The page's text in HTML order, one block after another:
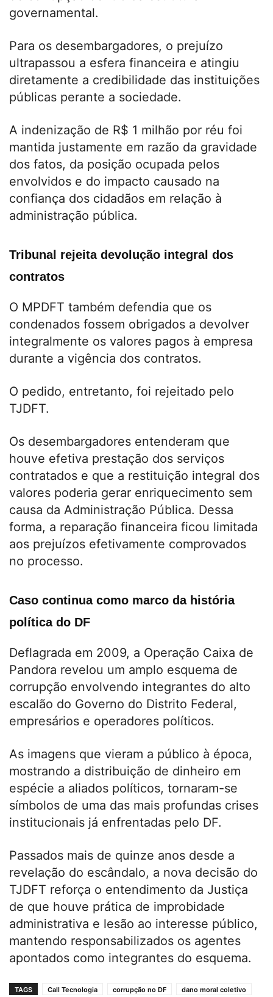
governamental.
Para os desembargadores, o prejuízo
ultrapassou a esfera financeira e atingiu
diretamente a credibilidade das instituições
públicas perante a sociedade.
A indenização de R$ 1 milhão por réu foi
mantida justamente em razão da gravidade
dos fatos, da posição ocupada pelos
envolvidos e do impacto causado na
confiança dos cidadãos em relação à
administração pública.
Tribunal rejeita devolução integral dos
contratos
O MPDFT também defendia que os
condenados fossem obrigados a devolver
integralmente os valores pagos à empresa
durante a vigência dos contratos.
O pedido, entretanto, foi rejeitado pelo
TJDFT.
Os desembargadores entenderam que
houve efetiva prestação dos serviços
contratados e que a restituição integral dos
valores poderia gerar enriquecimento sem
causa da Administração Pública. Dessa
forma, a reparação financeira ficou limitada
aos prejuízos efetivamente comprovados
no processo.
Caso continua como marco da história
política do DF
Deflagrada em 2009, a Operação Caixa de
Pandora revelou um amplo esquema de
corrupção envolvendo integrantes do alto
escalão do Governo do Distrito Federal,
empresários e operadores políticos.
As imagens que vieram a público à época,
mostrando a distribuição de dinheiro em
espécie a aliados políticos, tornaram-se
símbolos de uma das mais profundas crises
institucionais já enfrentadas pelo DF.
Passados mais de quinze anos desde a
revelação do escândalo, a nova decisão do
TJDFT reforça o entendimento da Justiça
de que houve prática de improbidade
administrativa e lesão ao interesse público,
mantendo responsabilizados os agentes
apontados como integrantes do esquema.
TAGS Call Tecnologia corrupção no DF
dano moral coletivo